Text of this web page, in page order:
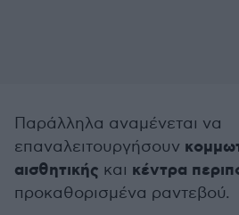
Παράλληλα αναμένεται να
επαναλειτουργήσουν
αισθητικής και κέντρα
προκαθορισμένα ραντεβού.